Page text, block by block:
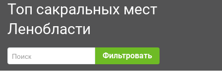
Топ сакральных мест
Ленобласти
Фильтровать